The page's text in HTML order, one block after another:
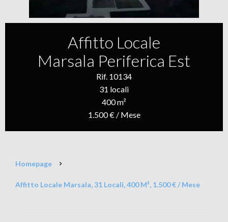
Affitto Locale
Marsala Periferica Est
Rif. 10134
31 locali
400 m²
1.500 € / Mese
Homepage
Affitto Locale Marsala, 31 Locali, 400 M², 1.500 € / Mese